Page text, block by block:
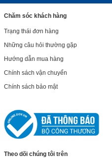
Chăm sóc khách hàng
Trạng thái đơn hàng
Những câu hỏi thường gặp
Hướng dẫn mua hàng
Chính sách vận chuyển
Chính sách bảo mật
Theo dõi chúng tôi trên